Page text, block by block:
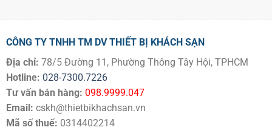
CÔNG TY TNHH TM DV THIẾT BỊ KHÁCH SẠN
Địa chỉ: 78/5 Đường 11, Phường Thông Tây Hội, TPHCM
Hotline: 028-7300.7226
Tư vấn bán hàng: 098.9999.047
Email: cskh@thietbikhachsan.vn
Mã số thuế: 0314402214